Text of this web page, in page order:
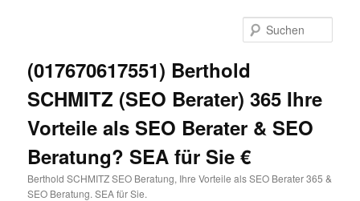
(017670617551) Berthold
SCHMITZ (SEO Berater) 365 Ihre
Vorteile als SEO Berater & SEO
Beratung? SEA für Sie €
Berthold SCHMITZ SEO Beratung, Ihre Vorteile als SEO Berater 365 &
SEO Beratung. SEA für Sie.